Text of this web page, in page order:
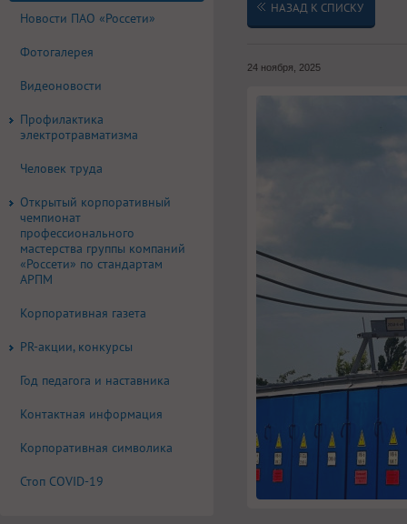
НАЗАД К СПИСКУ
24 ноября, 2025
Новости ПАО «Россети»
Фотогалерея
Видеоновости
Профилактика
электротравматизма
Человек труда
Открытый корпоративный
чемпионат
профессионального
мастерства группы компаний
«Россети» по стандартам
АРПМ
Корпоративная газета
PR-акции, конкурсы
Год педагога и наставника
Контактная информация
Корпоративная символика
Стоп COVID-19